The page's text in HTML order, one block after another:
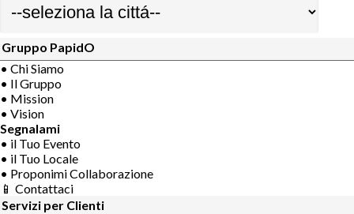
Gruppo PapidO
• Chi Siamo
• Il Gruppo
• Mission
• Vision
Segnalami
• il Tuo Evento
• il Tuo Locale
• Proponimi Collaborazione
📱 Contattaci
Servizi per Clienti